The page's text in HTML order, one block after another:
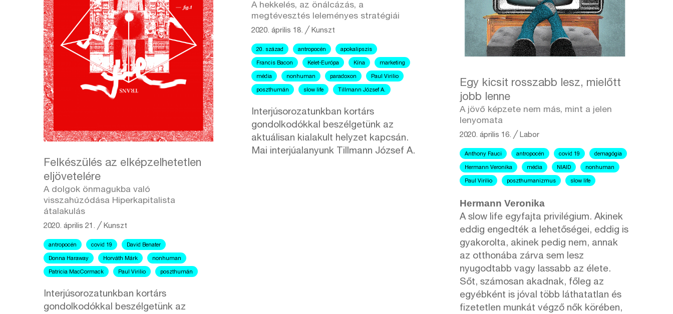
Felkészülés az elképzelhetetlen
eljövetelére
A dolgok önmagukba való
visszahúzódása Hiperkapitalista
átalakulás
2020. április 21. ╱ Kunszt
antropocén covid 19 David Benater
Donna Haraway Horváth Márk nonhuman
Patricia MacCormack Paul Virilio poszthumán
Interjúsorozatunkban kortárs
gondolkodókkal beszélgetünk az
A hekkelés, az önálcázás, a
megtévesztés leleményes stratégiái
2020. április 18. ╱ Kunszt
20. század antropocén apokalipszis
Francis Bacon Kelet-Európa Kína marketing
média nonhuman paradoxon Paul Virilio
poszthumán slow life Tillmann József A.
Interjúsorozatunkban kortárs
gondolkodókkal beszélgetünk az
aktuálisan kialakult helyzet kapcsán.
Mai interjúalanyunk Tillmann József A.
Egy kicsit rosszabb lesz, mielőtt
jobb lenne
A jövő képzete nem más, mint a jelen
lenyomata
2020. április 16. ╱ Labor
Anthony Fauci antropocén covid 19 demagógia
Hermann Veronika média NIAID nonhuman
Paul Virilio poszthumanizmus slow life
Hermann Veronika
A slow life egyfajta privilégium. Akinek
eddig engedték a lehetőségei, eddig is
gyakorolta, akinek pedig nem, annak
az otthonába zárva sem lesz
nyugodtabb vagy lassabb az élete.
Sőt, számosan akadnak, főleg az
egyébként is jóval több láthatatlan és
fizetetlen munkát végző nők körében,